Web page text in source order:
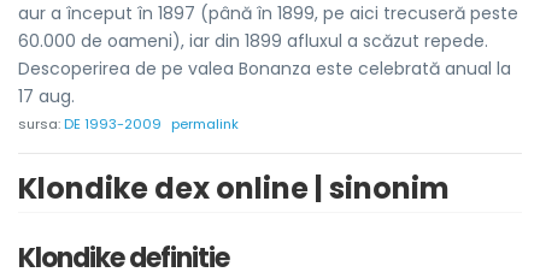
aur a început în 1897 (până în 1899, pe aici trecuseră peste
60.000 de oameni), iar din 1899 afluxul a scăzut repede.
Descoperirea de pe valea Bonanza este celebrată anual la
17 aug.
sursa:DE 1993-2009 permalink
Klondike dex online | sinonim
Klondike definitie